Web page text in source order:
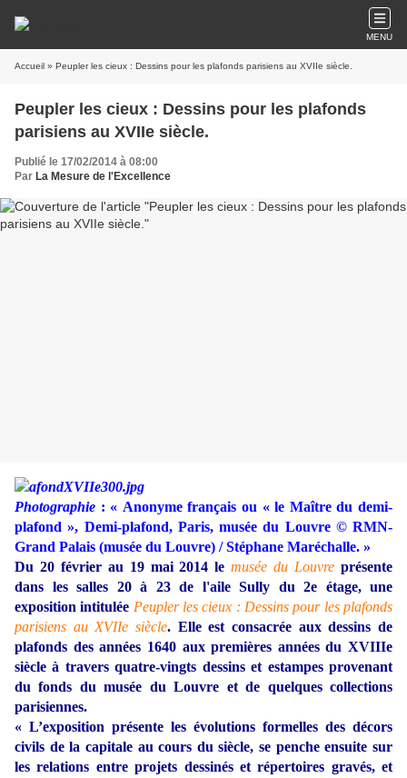
MENU
Accueil » Peupler les cieux : Dessins pour les plafonds parisiens au XVIIe siècle.
Peupler les cieux : Dessins pour les plafonds
parisiens au XVIIe siècle.
Publié le 17/02/2014 à 08:00
Par La Mesure de l'Excellence
Photographie : « Anonyme français ou « le Maître du demi-
plafond », Demi-plafond, Paris, musée du Louvre © RMN-
Grand Palais (musée du Louvre) / Stéphane Maréchalle. »
Du 20 février au 19 mai 2014 le musée du Louvre présente
dans les salles 20 à 23 de l'aile Sully du 2e étage, une
exposition intitulée Peupler les cieux : Dessins pour les plafonds
parisiens au XVIIe siècle. Elle est consacrée aux dessins de
plafonds des années 1640 aux premières années du XVIIIe
siècle à travers quatre-vingts dessins et estampes provenant
du fonds du musée du Louvre et de quelques collections
parisiennes.
« L’exposition présente les évolutions formelles des décors
civils de la capitale au cours du siècle, se penche ensuite sur
les relations entre projets dessinés et répertoires gravés, et